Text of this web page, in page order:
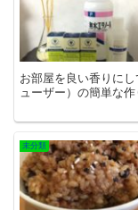
お部屋を良い香りに
ューザー）の簡単な作
未分類